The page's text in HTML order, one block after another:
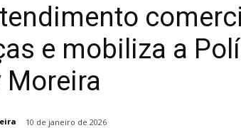
e mobiliza a
Moreira
10 de janeiro de 2026